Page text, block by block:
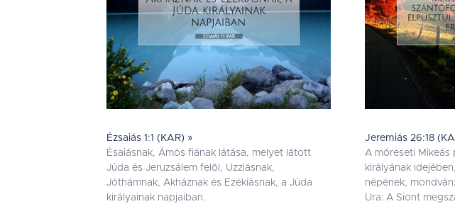
Ézsaiás 1:1 (KAR) »
Ésaiásnak, Ámós fiának látása, melyet látott
Júda és Jeruzsálem felõl, Uzziásnak,
Jóthámnak, Akháznak és Ezékiásnak, a Júda
királyainak napjaiban.
Jeremiás 26:18
A móreseti Mikeás
királyának
népének,
Ura: A Siont